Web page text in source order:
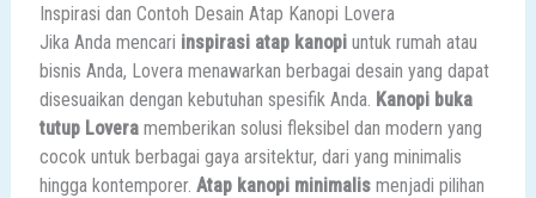
Inspirasi dan Contoh Desain Atap Kanopi Lovera
Jika Anda mencari inspirasi atap kanopiuntuk rumah atau
bisnis Anda, Lovera menawarkan berbagai desain yang dapat
disesuaikan dengan kebutuhan spesifik Anda. Kanopi buka
tutup Loveramemberikan solusi fleksibel dan modern yang
cocok untuk berbagai gaya arsitektur, dari yang minimalis
hingga kontemporer. Atap kanopi minimalismenjadi pilihan